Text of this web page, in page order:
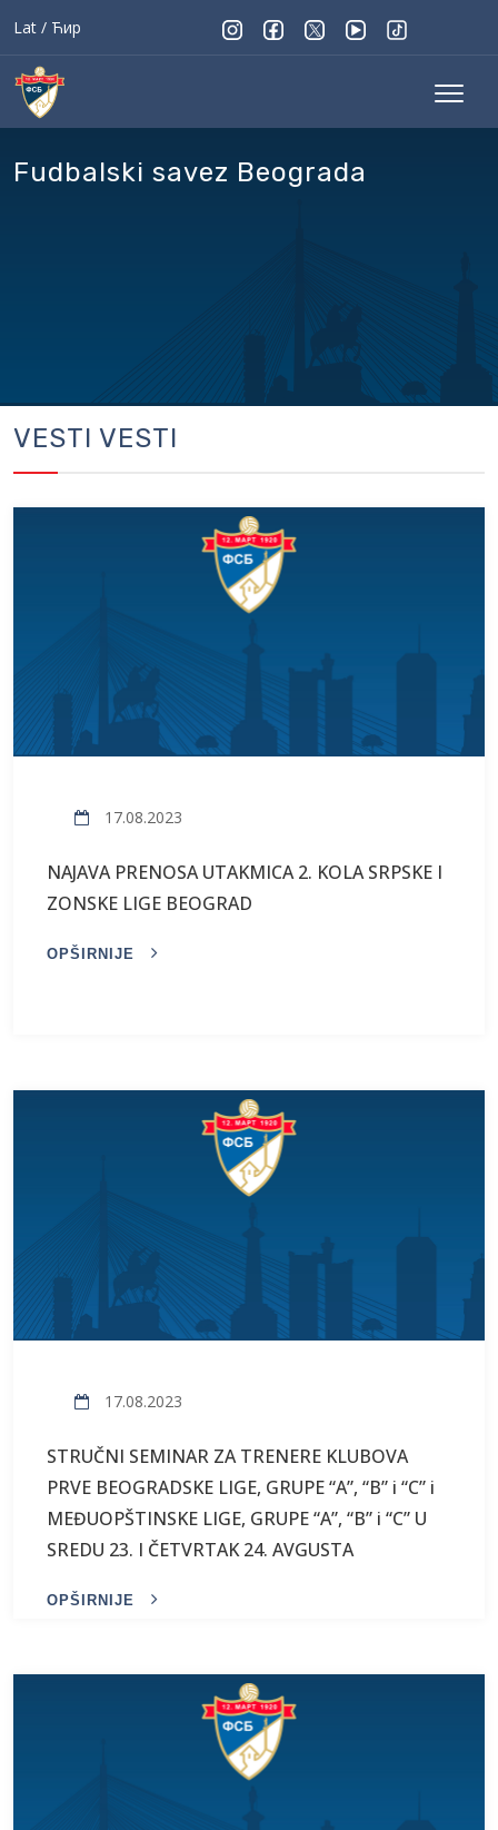
Lat / Ћир
Fudbalski savez Beograda
VESTI VESTI
17.08.2023
NAJAVA PRENOSA UTAKMICA 2. KOLA SRPSKE I
ZONSKE LIGE BEOGRAD
OPŠIRNIJE
17.08.2023
STRUČNI SEMINAR ZA TRENERE KLUBOVA
PRVE BEOGRADSKE LIGE, GRUPE “A”, “B” i “C” i
MEĐUOPŠTINSKE LIGE, GRUPE “A”, “B” i “C” U
SREDU 23. I ČETVRTAK 24. AVGUSTA
OPŠIRNIJE